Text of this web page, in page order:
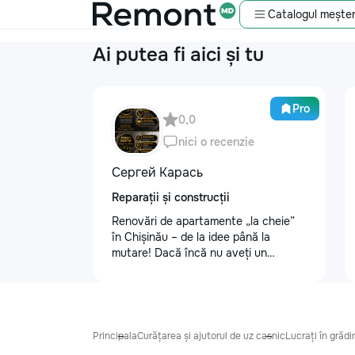
Catalogul
Ai putea fi aici și tu
Pro
0,0
nici o recenzie
Сергей Карась
Reparații și construcții
Renovări de apartamente „la cheie”
în Chișinău – de la idee până la
mutare! Dacă încă nu aveți un
bugetului dumneavoastră. Contract +
PrincipalaCurățarea și ajutorul de uz casnicLucrați în